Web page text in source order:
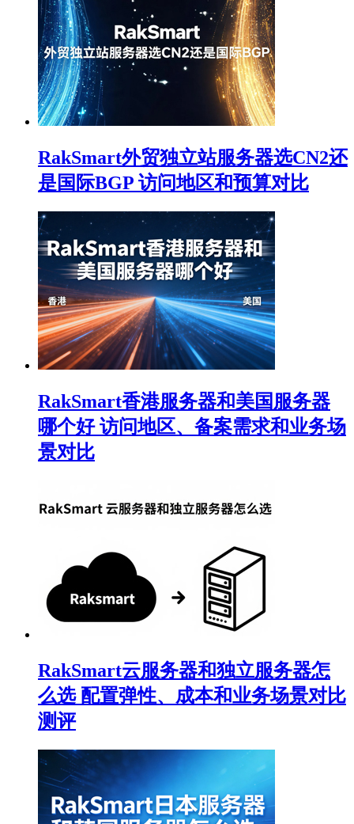
RakSmart外贸独立站服务器选CN2还
是国际BGP 访问地区和预算对比
RakSmart香港服务器和美国服务器
哪个好 访问地区、备案需求和业务场
景对比
RakSmart云服务器和独立服务器怎
么选 配置弹性、成本和业务场景对比
测评